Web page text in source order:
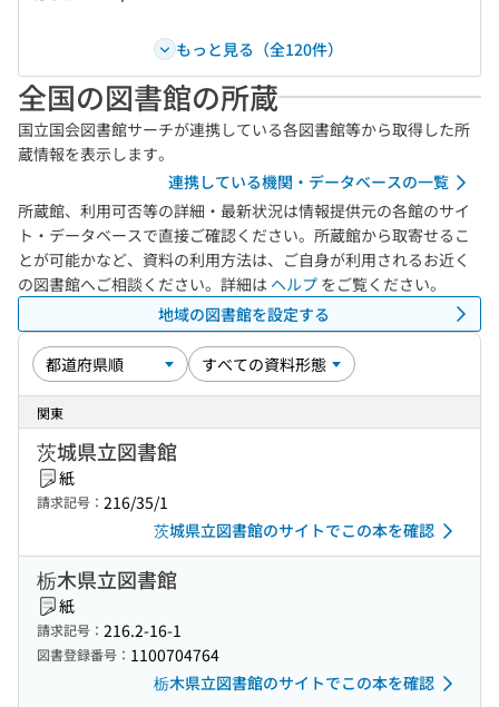
もっと見る（全120件）
全国の図書館の所蔵
国立国会図書館サーチが連携している各図書館等から取得した所
蔵情報を表示します。
連携している機関・データベースの一覧
所蔵館、利用可否等の詳細・最新状況は情報提供元の各館のサイ
ト・データベースで直接ご確認ください。所蔵館から取寄せるこ
とが可能かなど、資料の利用方法は、ご自身が利用されるお近く
の図書館へご相談ください。詳細は ヘルプ をご覧ください。
地域の図書館を設定する
関東
茨城県立図書館
紙
請求記号： 216/35/1
茨城県立図書館のサイトでこの本を確認
栃木県立図書館
紙
請求記号： 216.2-16-1
図書登録番号： 1100704764
栃木県立図書館のサイトでこの本を確認